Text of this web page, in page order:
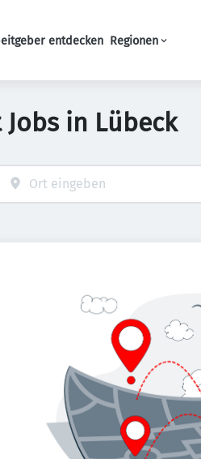
Navigation
entdecken Regionen
Jobs in Lübeck